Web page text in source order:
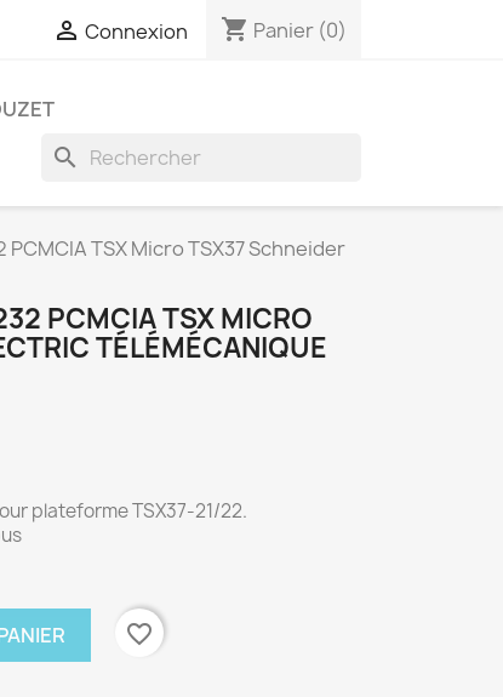
 Connexion shopping_cart Panier (0)
search
PCMCIA TSX Micro TSX37 Schneider
PCMCIA TSX MICRO
TÉLÉMÉCANIQUE
plateforme TSX37-21/22.
favorite_border